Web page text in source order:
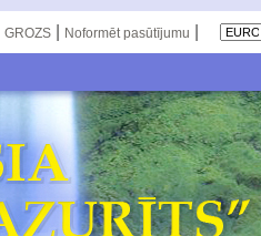
GROZS Noformēt pasūtījumu